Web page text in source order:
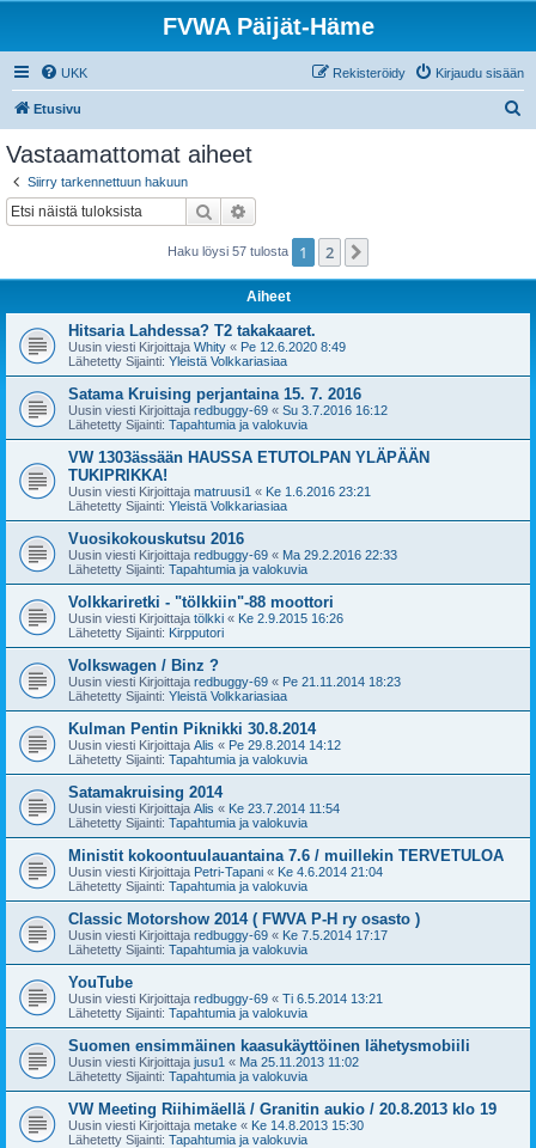
FVWA Päijät-Häme
UKK Kirjaudu sisään
Rekisteröidy
Etusivu
Vastaamattomat aiheet
Siirry tarkennettuun hakuun
Etsi
Haku löysi 57 tulosta 1 2
Aiheet
Hitsaria Lahdessa? T2 takakaaret.
Uusin viesti Kirjoittaja Whity « Pe 12.6.2020 8:49
Lähetetty Sijainti: Yleistä Volkkariasiaa
Satama Kruising perjantaina 15. 7. 2016
Uusin viesti Kirjoittaja redbuggy-69 « Su 3.7.2016 16:12
Lähetetty Sijainti: Tapahtumia ja valokuvia
VW 1303ässään HAUSSA ETUTOLPAN YLÄPÄÄN
TUKIPRIKKA!
Uusin viesti Kirjoittaja matruusi1 « Ke 1.6.2016 23:21
Lähetetty Sijainti: Yleistä Volkkariasiaa
Vuosikokouskutsu 2016
Uusin viesti Kirjoittaja redbuggy-69 « Ma 29.2.2016 22:33
Lähetetty Sijainti: Tapahtumia ja valokuvia
Volkkariretki - "tölkkiin"-88 moottori
Uusin viesti Kirjoittaja tölkki « Ke 2.9.2015 16:26
Lähetetty Sijainti: Kirpputori
Volkswagen / Binz ?
Uusin viesti Kirjoittaja redbuggy-69 « Pe 21.11.2014 18:23
Lähetetty Sijainti: Yleistä Volkkariasiaa
Kulman Pentin Piknikki 30.8.2014
Uusin viesti Kirjoittaja Alis « Pe 29.8.2014 14:12
Lähetetty Sijainti: Tapahtumia ja valokuvia
Satamakruising 2014
Uusin viesti Kirjoittaja Alis « Ke 23.7.2014 11:54
Lähetetty Sijainti: Tapahtumia ja valokuvia
Ministit kokoontuulauantaina 7.6 / muillekin TERVETULOA
Uusin viesti Kirjoittaja Petri-Tapani « Ke 4.6.2014 21:04
Lähetetty Sijainti: Tapahtumia ja valokuvia
Classic Motorshow 2014 ( FWVA P-H ry osasto )
Uusin viesti Kirjoittaja redbuggy-69 « Ke 7.5.2014 17:17
Lähetetty Sijainti: Tapahtumia ja valokuvia
YouTube
Uusin viesti Kirjoittaja redbuggy-69 « Ti 6.5.2014 13:21
Lähetetty Sijainti: Tapahtumia ja valokuvia
Suomen ensimmäinen kaasukäyttöinen lähetysmobiili
Uusin viesti Kirjoittaja jusu1 « Ma 25.11.2013 11:02
Lähetetty Sijainti: Tapahtumia ja valokuvia
VW Meeting Riihimäellä / Granitin aukio / 20.8.2013 klo 19
Uusin viesti Kirjoittaja metake « Ke 14.8.2013 15:30
Lähetetty Sijainti: Tapahtumia ja valokuvia